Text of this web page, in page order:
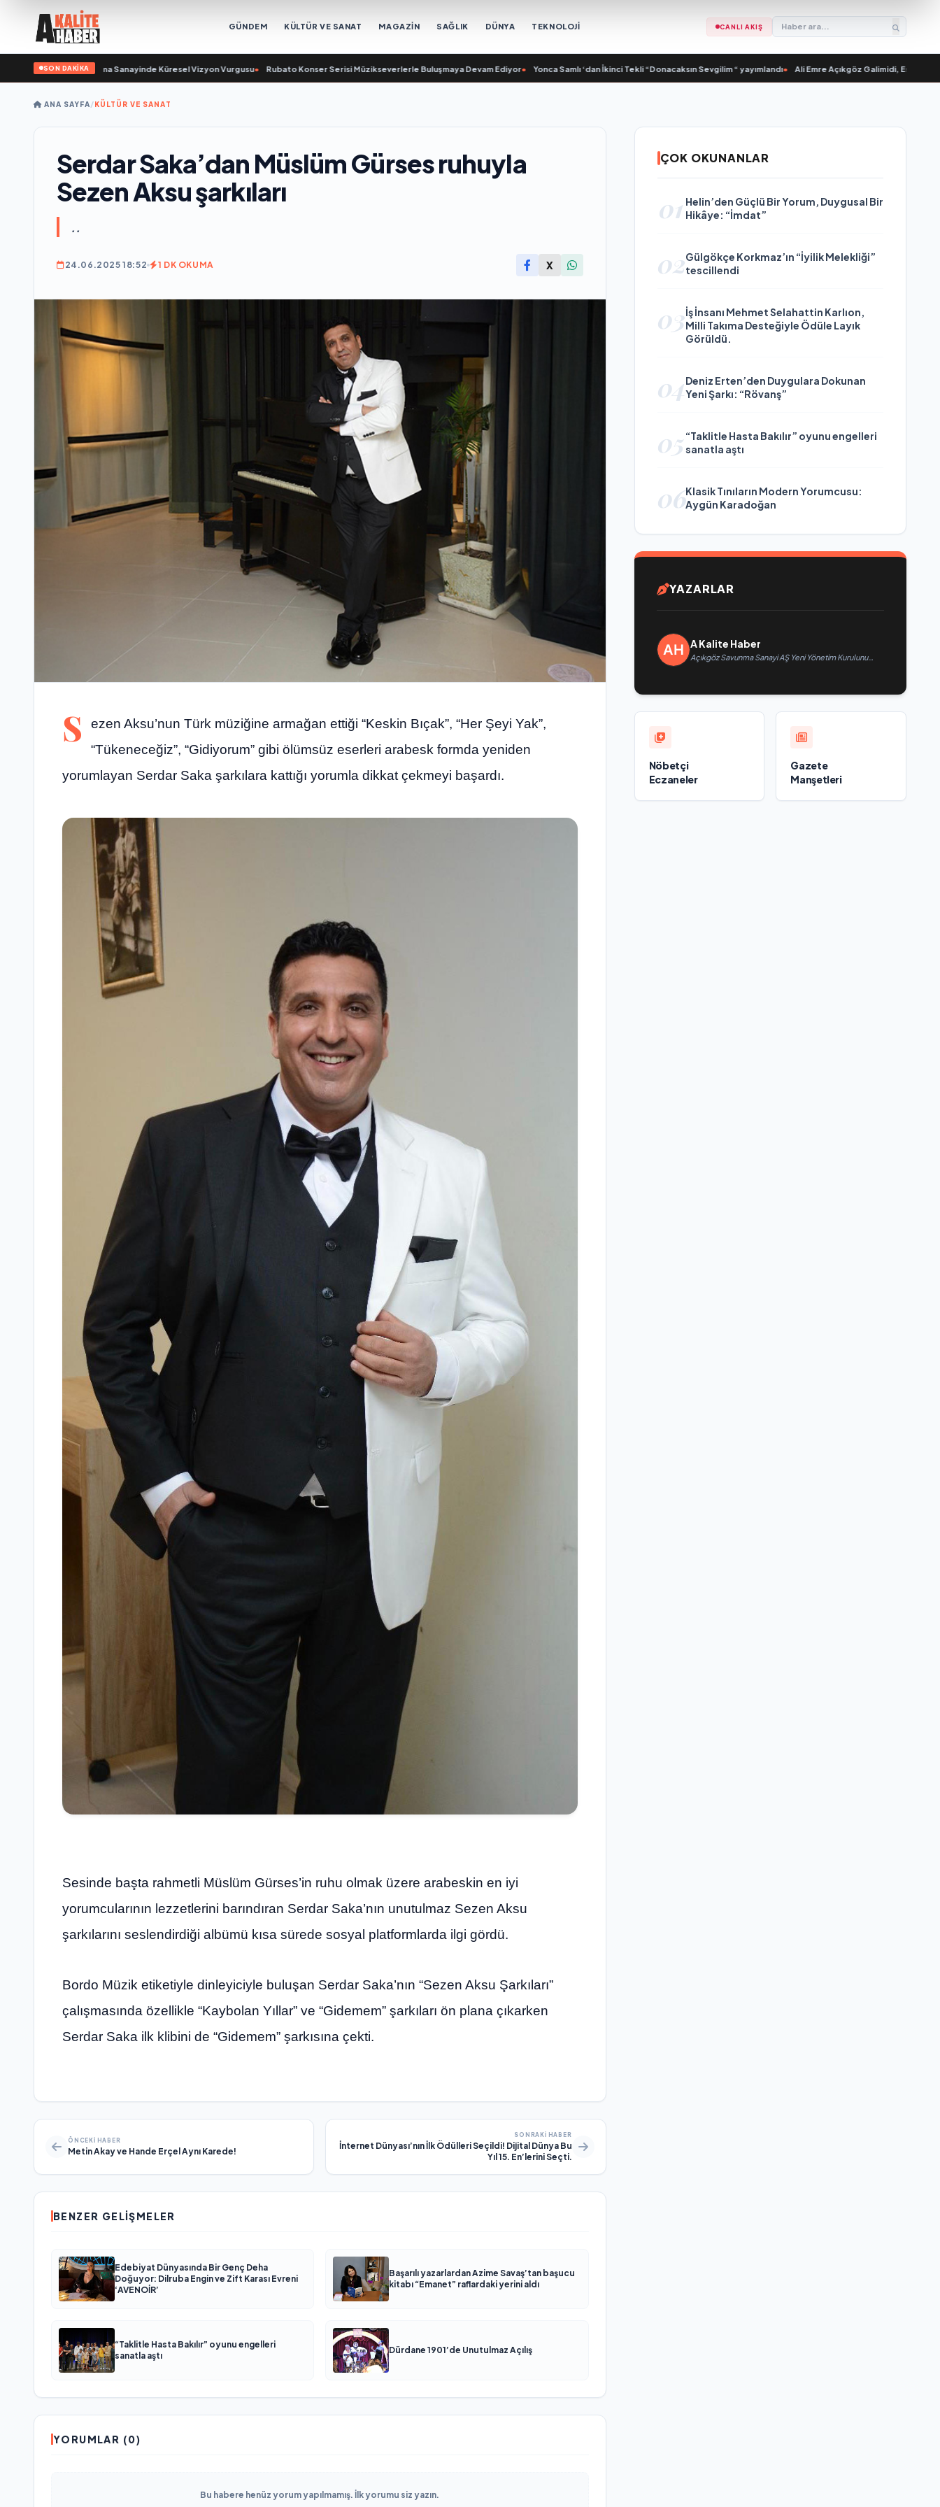
GÜNDEM KÜLTÜR VE SANAT MAGAZİN SAĞLIK DÜNYA TEKNOLOJİ CANLI AKIŞ
SON DAKİKA
ve Savunma Sanayinde Küresel Vizyon Vurgusu• Rubato Konser Serisi Müzikseverlerle Buluşmaya Devam Ediyor• Yonca Samlı ‘dan İkinci Tekli “Donacaksın Sevgilim “ yayımlandı• Ali Emre Açıkgöz Galimidi, Eski AB Bakanı
ANA SAYFA/KÜLTÜR VE SANAT
Serdar Saka’dan Müslüm Gürses ruhuyla
Sezen Aksu şarkıları
..
24.06.2025 18:52 1 DK OKUMA X
S
ezen Aksu’nun Türk müziğine armağan ettiği “Keskin Bıçak”, “Her Şeyi Yak”,
“Tükeneceğiz”, “Gidiyorum” gibi ölümsüz eserleri arabesk formda yeniden
yorumlayan Serdar Saka şarkılara kattığı yorumla dikkat çekmeyi başardı.
Sesinde başta rahmetli Müslüm Gürses’in ruhu olmak üzere arabeskin en iyi
yorumcularının lezzetlerini barındıran Serdar Saka’nın unutulmaz Sezen Aksu
şarkılarını seslendirdiği albümü kısa sürede sosyal platformlarda ilgi gördü.
Bordo Müzik etiketiyle dinleyiciyle buluşan Serdar Saka’nın “Sezen Aksu Şarkıları”
çalışmasında özellikle “Kaybolan Yıllar” ve “Gidemem” şarkıları ön plana çıkarken
Serdar Saka ilk klibini de “Gidemem” şarkısına çekti.
ÖNCEKI HABER
Metin Akay ve Hande Erçel Aynı Karede!
SONRAKI HABER
İnternet Dünyası’nın İlk Ödülleri Seçildi! Dijital Dünya Bu
Yıl 15. En’lerini Seçti.
BENZER GELIŞMELER
Edebiyat Dünyasında Bir Genç Deha
Doğuyor: Dilruba Engin ve Zift Karası Evreni
‘AVENOİR’
Başarılı yazarlardan Azime Savaş’tan başucu
kitabı “Emanet” raflardaki yerini aldı
“Taklitle Hasta Bakılır” oyunu engelleri
sanatla aştı
Dürdane 1901’de Unutulmaz Açılış
YORUMLAR (0)
Bu habere henüz yorum yapılmamış. İlk yorumu siz yazın.
ÇOK OKUNANLAR
01 Helin’den Güçlü Bir Yorum, Duygusal Bir
Hikâye: “İmdat”
02Gülgökçe Korkmaz’ın “İyilik Melekliği”
tescillendi
03İş İnsanı Mehmet Selahattin Karlıon,
Milli Takıma Desteğiyle Ödüle Layık
Görüldü.
04Deniz Erten’den Duygulara Dokunan
Yeni Şarkı: “Rövanş”
05 “Taklitle Hasta Bakılır” oyunu engelleri
sanatla aştı
06Klasik Tınıların Modern Yorumcusu:
Aygün Karadoğan
YAZARLAR
A Kalite Haber
Açıkgöz Savunma Sanayi AŞ Yeni Yönetim Kurulunu
Nöbetçi
Eczaneler
Gazete
Manşetleri